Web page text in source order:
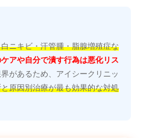
ニキビ・汗管腫・脂腺増殖症な
アや自分で潰す行為は悪化リス
があるため、アイシークリニッ
原因別治療が最も効果的な対処